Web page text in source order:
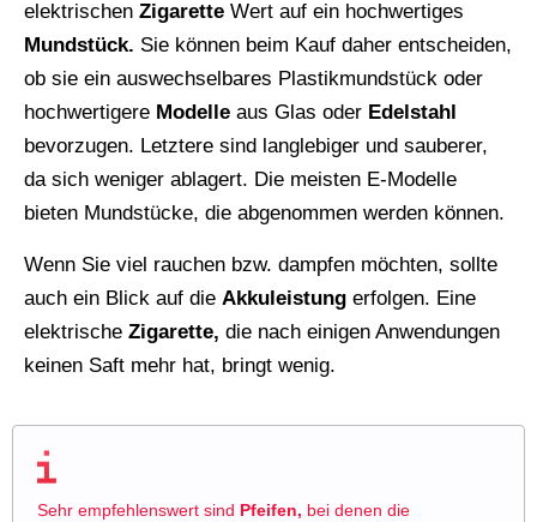
elektrischen Zigarette Wert auf ein hochwertiges
Mundstück. Sie können beim Kauf daher entscheiden,
ob sie ein auswechselbares Plastikmundstück oder
hochwertigere Modelle aus Glas oder Edelstahl
bevorzugen. Letztere sind langlebiger und sauberer,
da sich weniger ablagert. Die meisten E-Modelle
bieten Mundstücke, die abgenommen werden können.
Wenn Sie viel rauchen bzw. dampfen möchten, sollte
auch ein Blick auf die Akkuleistung erfolgen. Eine
elektrische Zigarette, die nach einigen Anwendungen
keinen Saft mehr hat, bringt wenig.
Sehr empfehlenswert sind Pfeifen, bei denen die